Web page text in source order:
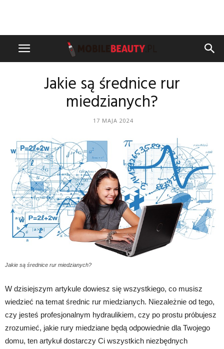
Jakie są średnice rur
miedzianych?
17 MAJA 2024
Jakie są średnice rur miedzianych?
W dzisiejszym artykule dowiesz się wszystkiego, co musisz
wiedzieć na temat średnic rur miedzianych. Niezależnie od tego,
czy jesteś profesjonalnym hydraulikiem, czy po prostu próbujesz
zrozumieć, jakie rury miedziane będą odpowiednie dla Twojego
domu, ten artykuł dostarczy Ci wszystkich niezbędnych